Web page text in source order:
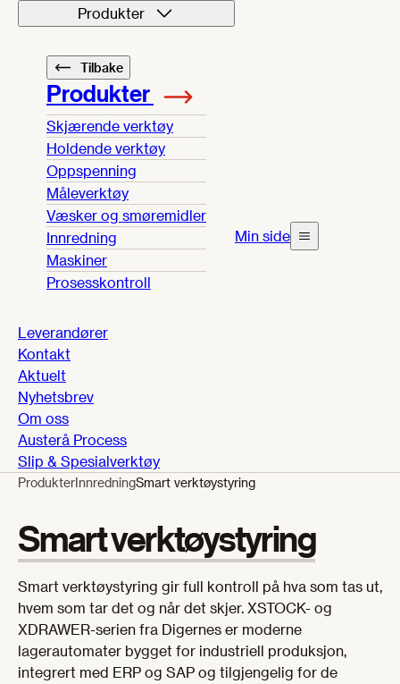
Produkter
Tilbake
Produkter
Skjærende verktøy
Holdende verktøy
Oppspenning
Måleverktøy
Væsker og smøremidler
Innredning
Maskiner
Prosesskontroll
Leverandører
Kontakt
Aktuelt
Nyhetsbrev
Om oss
Austerå Process
Slip & Spesialverktøy
Min side
ProdukterInnredningSmart verktøystyring
Smart verktøystyring
Smart verktøystyring gir full kontroll på hva som tas ut,
hvem som tar det og når det skjer. XSTOCK- og
XDRAWER-serien fra Digernes er moderne
lagerautomater bygget for industriell produksjon,
integrert med ERP og SAP og tilgjengelig for de